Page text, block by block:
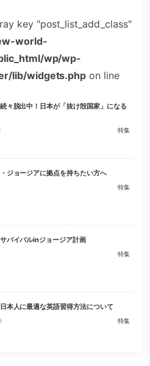
key "post_list_add_class"
world-
wp/wp-
lib/widgets.php on line
々脱出中！日本が「抜け殻国家」になる
特集
ジョージアに拠点を持ちたい方へ
特集
サバイバルinジョージア計画
特集
本人に最適な英語習得方法について
特集